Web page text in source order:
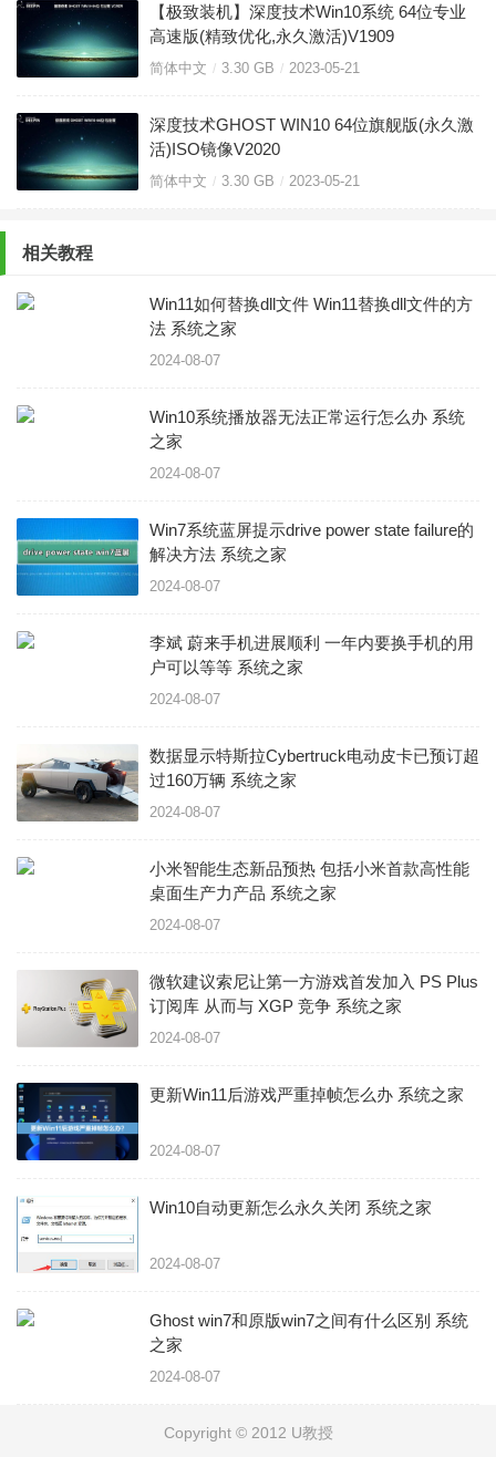
【极致装机】深度技术Win10系统 64位专业
高速版(精致优化,永久激活)V1909
简体中文 3.30 GB 2023-05-21
深度技术GHOST WIN10 64位旗舰版(永久激
活)ISO镜像V2020
简体中文 3.30 GB 2023-05-21
相关教程
Win11如何替换dll文件 Win11替换dll文件的方
法 系统之家
2024-08-07
Win10系统播放器无法正常运行怎么办 系统
之家
2024-08-07
Win7系统蓝屏提示drive power state failure的
解决方法 系统之家
2024-08-07
李斌 蔚来手机进展顺利 一年内要换手机的用
户可以等等 系统之家
2024-08-07
数据显示特斯拉Cybertruck电动皮卡已预订超
过160万辆 系统之家
2024-08-07
小米智能生态新品预热 包括小米首款高性能
桌面生产力产品 系统之家
2024-08-07
微软建议索尼让第一方游戏首发加入 PS Plus
订阅库 从而与 XGP 竞争 系统之家
2024-08-07
更新Win11后游戏严重掉帧怎么办 系统之家
2024-08-07
Win10自动更新怎么永久关闭 系统之家
2024-08-07
Ghost win7和原版win7之间有什么区别 系统
之家
2024-08-07
Copyright © 2012 U教授